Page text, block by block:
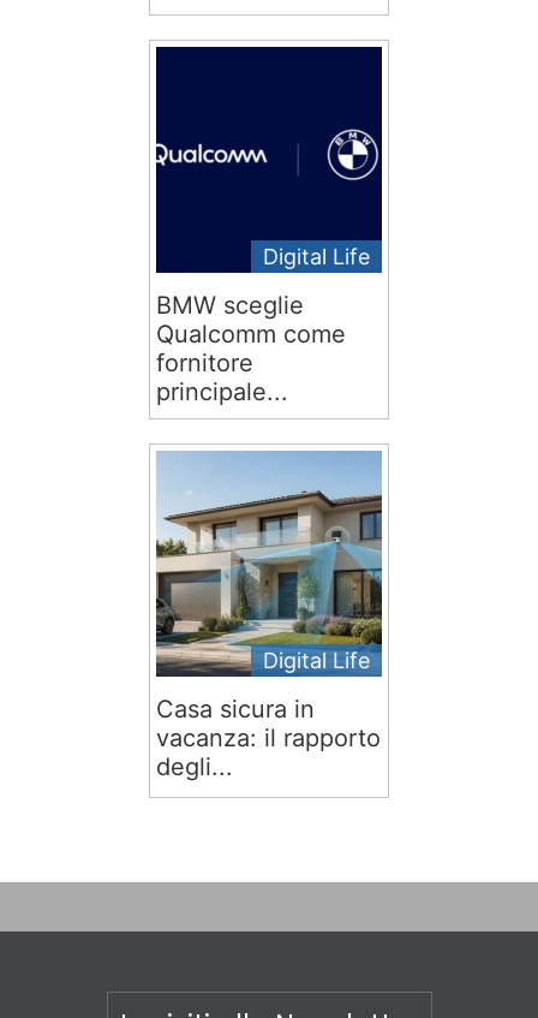
Digital Life
BMW sceglie
Qualcomm come
fornitore
principale...
Digital Life
Casa sicura in
vacanza: il rapporto
degli...